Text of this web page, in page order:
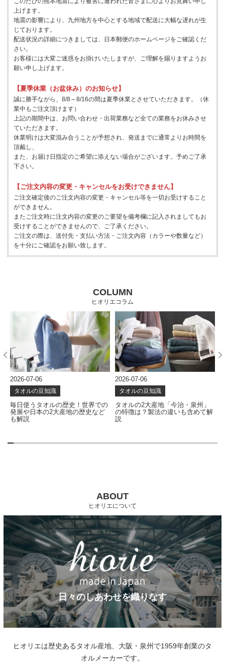
上げます。
地震の影響により、九州地方を中心とする地域で配送に大幅な遅れが生
じております。
配送状況の詳細につきましては、日本郵便のホームページをご確認くだ
さい。
お客様には大変ご迷惑をお掛けいたしますが、ご理解を賜りますようお
願い申し上げます。
【夏季休業（お盆休み）のお知らせ】
誠に勝手ながら、8/8～8/16の間は夏季休業とさせていただきます。（休
業中もご注文頂けます）
上記の期間中は、お問い合わせ・出荷業務など全ての業務をお休みさせ
ていただきます。
休業明けは大変混み合うことが予想され、発送までに通常よりお時間を
頂戴し、
また、お届け日指定のご希望に添えない場合がございます。予めご了承
下さい。
【ご注文内容の変更・キャンセルをお受けできません】
ご注文確定後のご注文内容の変更・キャンセル等を一切お受けすること
ができません。
またご注文時に注文内容の変更のご要望を備考欄に記入されましてもお
受けすることができませんので、ご了承ください。
ご注文の際は、送付先・支払い方法・ご注文内容（カラーや数量など）
を十分にご確認をお願い致します。
COLUMN
ヒオリエコラム
2026-07-06
タオルの豆知識
毎日使うタオルの歴史！世界での
発展や日本の2大産地の歴史など
も解説
2026-07-06
タオルの豆知識
タオルの2大産地「今治・泉州」
の特徴は？製法の違いも含めて解
説
ABOUT
ヒオリエについて
日々のしあわせを織りなす
ヒオリエは歴史あるタオル産地、大阪・泉州で1959年創業のタ
オルメーカーです。